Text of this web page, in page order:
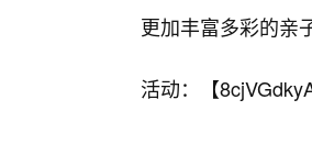
更加丰富多彩的亲
活动：【